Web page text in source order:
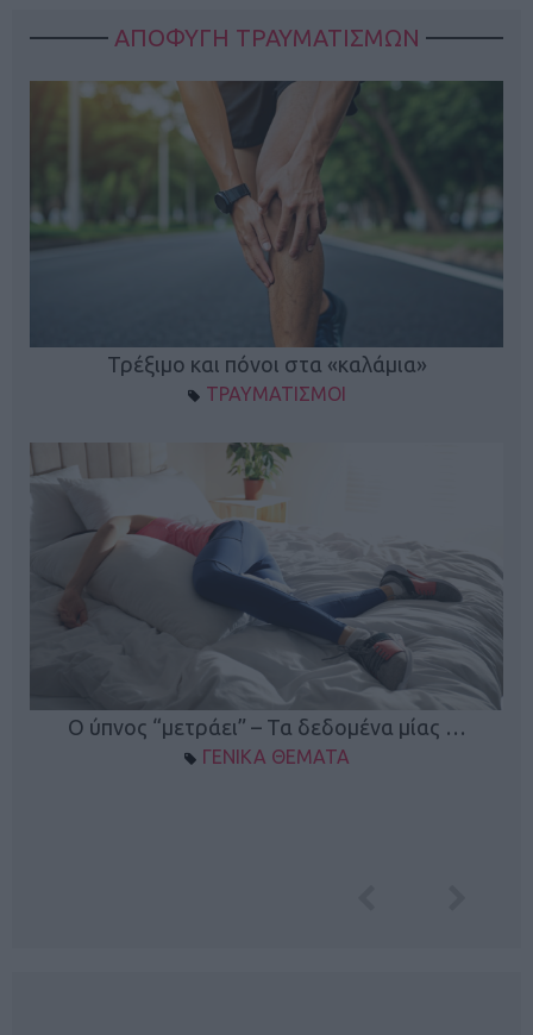
ΑΠΟΦΥΓΗ ΤΡΑΥΜΑΤΙΣΜΩΝ
Τρέξιμο και πόνοι στα «καλάμια»
ΤΡΑΥΜΑΤΙΣΜΟΙ
Ο ύπνος “μετράει” – Τα δεδομένα μίας …
ΓΕΝΙΚΑ ΘΕΜΑΤΑ